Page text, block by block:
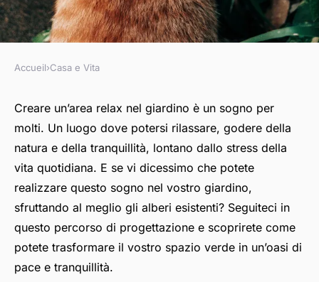
Come progettare un'area relax
nel giardino sfruttando al
meglio gli alberi esistenti?
Olivier•8 aprile 2024•5 min de lecture
Accueil›Casa e Vita
Creare un’area relax nel giardino è un sogno per
molti. Un luogo dove potersi rilassare, godere della
natura e della tranquillità, lontano dallo stress della
vita quotidiana. E se vi dicessimo che potete
realizzare questo sogno nel vostro giardino,
sfruttando al meglio gli alberi esistenti? Seguiteci in
questo percorso di progettazione e scoprirete come
potete trasformare il vostro spazio verde in un’oasi di
pace e tranquillità.